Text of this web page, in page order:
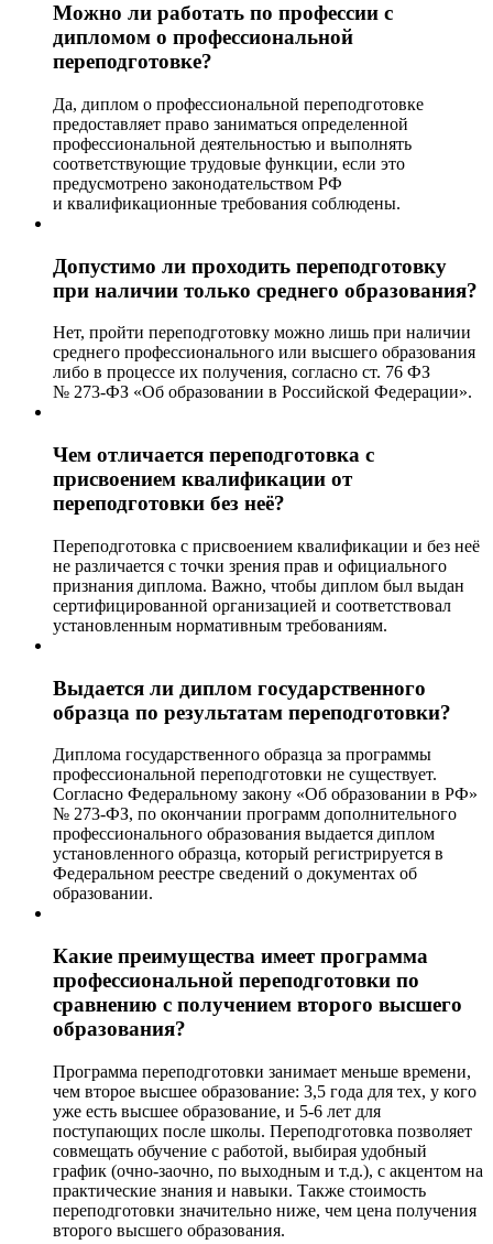
Можно ли работать по профессии с
дипломом о профессиональной
переподготовке?
Да, диплом о профессиональной переподготовке
предоставляет право заниматься определенной
профессиональной деятельностью и выполнять
соответствующие трудовые функции, если это
предусмотрено законодательством РФ
и квалификационные требования соблюдены.
Допустимо ли проходить переподготовку
при наличии только среднего образования?
Нет, пройти переподготовку можно лишь при наличии
среднего профессионального или высшего образования
либо в процессе их получения, согласно ст. 76 ФЗ
№ 273-ФЗ «Об образовании в Российской Федерации».
Чем отличается переподготовка с
присвоением квалификации от
переподготовки без неё?
Переподготовка с присвоением квалификации и без неё
не различается с точки зрения прав и официального
признания диплома. Важно, чтобы диплом был выдан
сертифицированной организацией и соответствовал
установленным нормативным требованиям.
Выдается ли диплом государственного
образца по результатам переподготовки?
Диплома государственного образца за программы
профессиональной переподготовки не существует.
Согласно Федеральному закону «Об образовании в РФ»
№ 273-ФЗ, по окончании программ дополнительного
профессионального образования выдается диплом
установленного образца, который регистрируется в
Федеральном реестре сведений о документах об
образовании.
Какие преимущества имеет программа
профессиональной переподготовки по
сравнению с получением второго высшего
образования?
Программа переподготовки занимает меньше времени,
чем второе высшее образование: 3,5 года для тех, у кого
уже есть высшее образование, и 5-6 лет для
поступающих после школы. Переподготовка позволяет
совмещать обучение с работой, выбирая удобный
график (очно-заочно, по выходным и т.д.), с акцентом на
практические знания и навыки. Также стоимость
переподготовки значительно ниже, чем цена получения
второго высшего образования.